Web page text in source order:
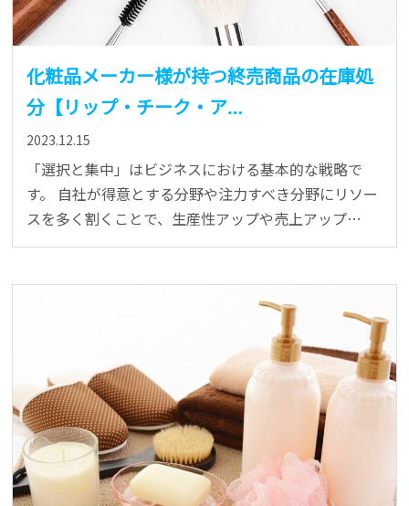
化粧品メーカー様が持つ終売商品の在庫処
分【リップ・チーク・ア…
2023.12.15
「選択と集中」はビジネスにおける基本的な戦略で
す。 自社が得意とする分野や注力すべき分野にリソー
スを多く割くことで、生産性アップや売上アップ…